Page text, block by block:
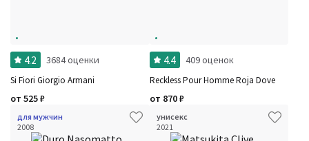
4.2 3684 оценки
Si Fiori Giorgio Armani
от 525₽
4.4 409 оценок
Reckless Pour Homme Roja Dove
от 870₽
для мужчин
2008
унисекс
2021